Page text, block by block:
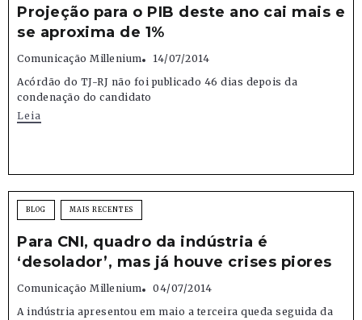
Projeção para o PIB deste ano cai mais e
se aproxima de 1%
Comunicação Millenium
14/07/2014
Acórdão do TJ-RJ não foi publicado 46 dias depois da
condenação do candidato
Leia
BLOG MAIS RECENTES
Para CNI, quadro da indústria é
‘desolador’, mas já houve crises piores
Comunicação Millenium
04/07/2014
A indústria apresentou em maio a terceira queda seguida da